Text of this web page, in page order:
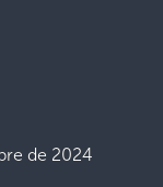
de 2024